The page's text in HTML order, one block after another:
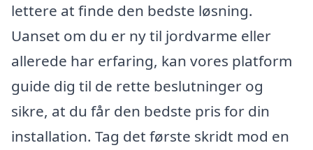
lettere at finde den bedste løsning.
Uanset om du er ny til jordvarme eller
allerede har erfaring, kan vores platform
guide dig til de rette beslutninger og
sikre, at du får den bedste pris for din
installation. Tag det første skridt mod en